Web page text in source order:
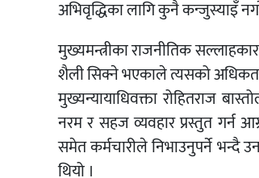
अभिवृद्धिका लागि कुनै कन्जुस्याइँ
मुख्यमन्त्रीका राजनीतिक
शैली सिक्ने भएकाले त्यसको
मुख्यन्यायाधिवक्ता रोहितराज
नरम र सहज व्यवहार प्रस्तुत गर्न
समेत कर्मचारीले निभाउनुपर्ने भन्दै
थियो ।